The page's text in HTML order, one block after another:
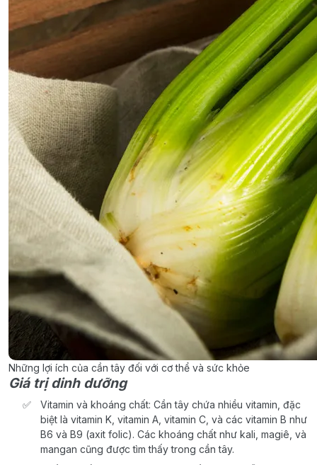
Những lợi ích của cần tây đối với cơ thể và sức khỏe
Giá trị dinh dưỡng
Vitamin và khoáng chất: Cần tây chứa nhiều vitamin, đặc
biệt là vitamin K, vitamin A, vitamin C, và các vitamin B như
B6 và B9 (axit folic). Các khoáng chất như kali, magiê, và
mangan cũng được tìm thấy trong cần tây.